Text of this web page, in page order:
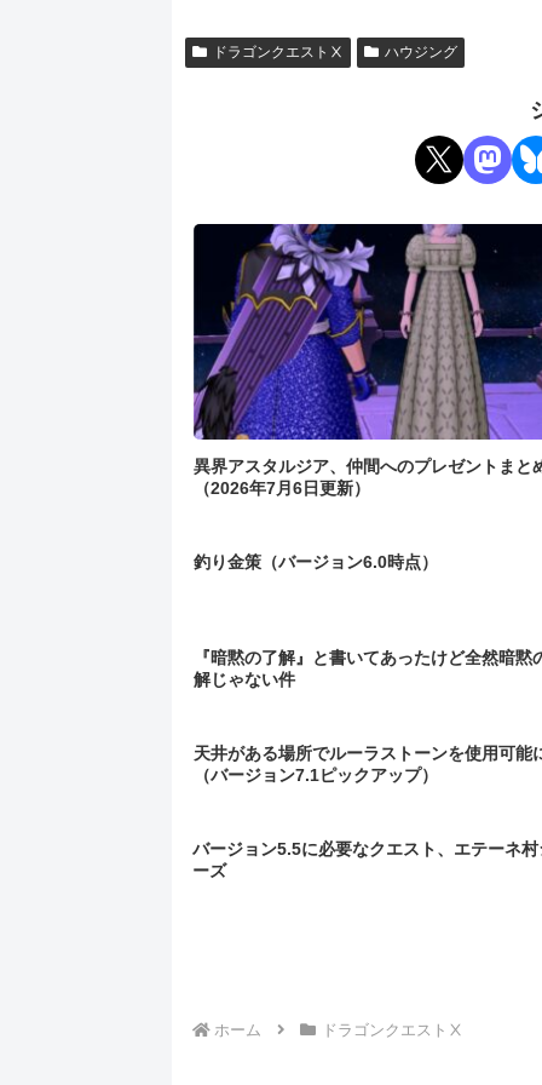
ドラゴンクエストⅩ ハウジング
異界アスタルジア、仲間へのプレゼントまと
（2026年7月6日更新）
釣り金策（バージョン6.0時点）
『暗黙の了解』と書いてあったけど全然暗黙
解じゃない件
天井がある場所でルーラストーンを使用可能
（バージョン7.1ピックアップ）
バージョン5.5に必要なクエスト、エテーネ村
ーズ
ホーム ドラゴンクエストⅩ